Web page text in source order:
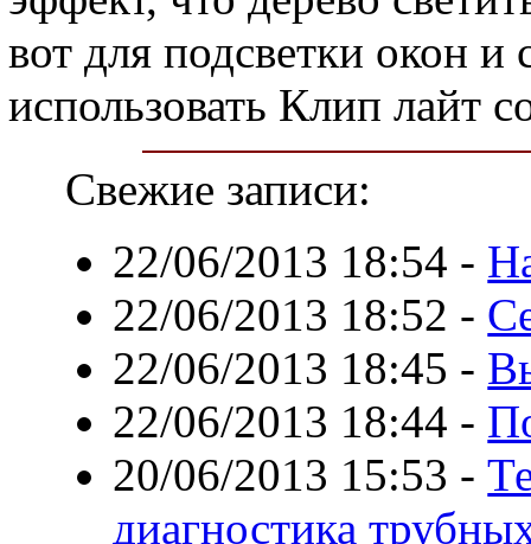
вот для подсветки окон и
использовать Клип лайт
Свежие записи:
22/06/2013 18:54 -
22/06/2013 18:52 -
22/06/2013 18:45 -
22/06/2013 18:44 -
20/06/2013 15:53 -
диагностика